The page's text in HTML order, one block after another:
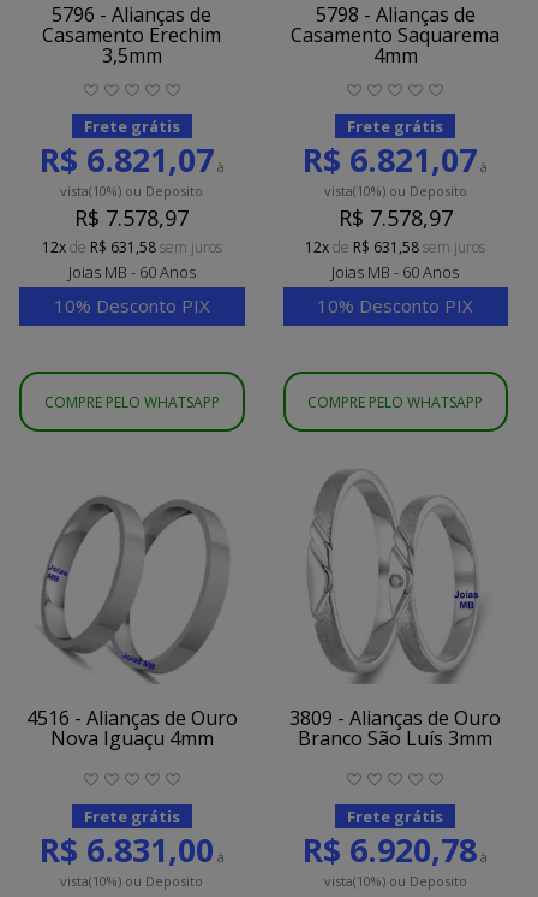
5796 - Alianças de
Casamento Erechim
3,5mm
Frete grátis
R$ 6.821,07 à
vista(10%) ou Deposito
R$ 7.578,97
12xde R$ 631,58sem juros
Joias MB - 60 Anos
10% Desconto PIX
COMPRE PELO WHATSAPP
5798 - Alianças de
Casamento Saquarema
4mm
Frete grátis
R$ 6.821,07 à
vista(10%)ou Deposito
R$ 7.578,97
12xde R$ 631,58sem juros
Joias MB - 60 Anos
10% Desconto PIX
COMPRE PELO WHATSAPP
4516 - Alianças de Ouro
Nova Iguaçu 4mm
Frete grátis
R$ 6.831,00 à
vista(10%) ou Deposito
3809 - Alianças de Ouro
Branco São Luís 3mm
Frete grátis
R$ 6.920,78 à
vista(10%)ou Deposito